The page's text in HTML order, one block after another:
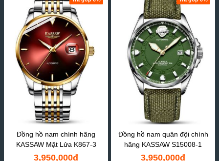
Đồng hồ nam chính hãng
KASSAW Mặt Lửa K867-3
3,950,000đ
Đồng hồ nam quân đội chính
hãng KASSAW S15008-1
3,950,000đ